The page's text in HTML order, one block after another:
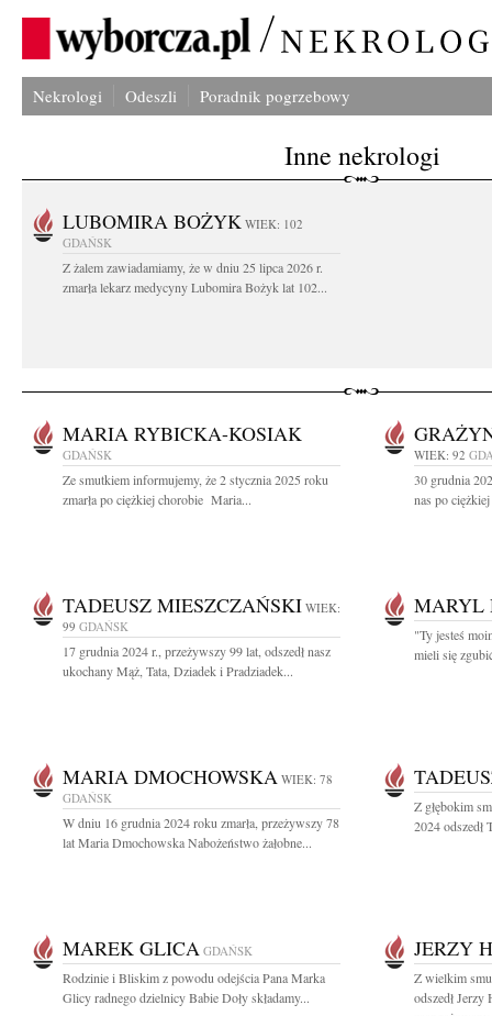
Nekrologi Odeszli Poradnik pogrzebowy
Inne nekrologi
LUBOMIRA BOŻYK WIEK: 102
GDAŃSK
Z żalem zawiadamiamy, że w dniu 25 lipca 2026 r.
zmarła lekarz medycyny Lubomira Bożyk lat 102...
MARIA RYBICKA-KOSIAK
GDAŃSK
Ze smutkiem informujemy, że 2 stycznia 2025 roku
zmarła po ciężkiej chorobie Maria...
WIEK: 92
30 grudnia
nas po
TADEUSZ MIESZCZAŃSKI WIEK:
99 GDAŃSK
17 grudnia 2024 r., przeżywszy 99 lat, odszedł nasz
ukochany Mąż, Tata, Dziadek i Pradziadek...
MARYL
"Ty jesteś
mieli się
MARIA DMOCHOWSKA WIEK: 78
GDAŃSK
W dniu 16 grudnia 2024 roku zmarła, przeżywszy 78
lat Maria Dmochowska Nabożeństwo żałobne...
Z głębokim
2024
MAREK GLICA GDAŃSK
Rodzinie i Bliskim z powodu odejścia Pana Marka
Glicy radnego dzielnicy Babie Doły składamy...
JERZY
Z wielkim
odszedł